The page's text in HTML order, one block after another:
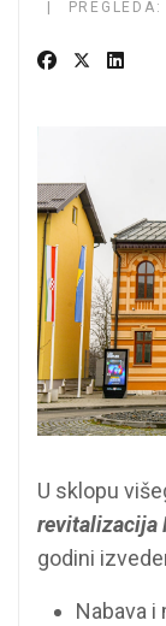
U sklopu
revitalizacija
godini
Nabava